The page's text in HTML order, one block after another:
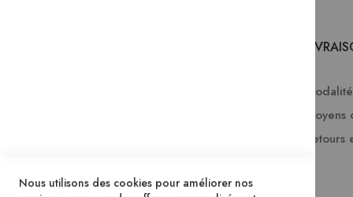
Inscription à la newsletter
Nous utilisons des cookies pour améliorer nos